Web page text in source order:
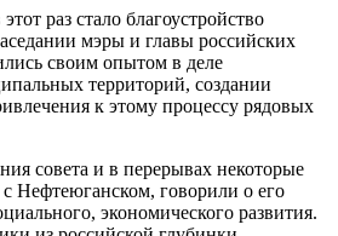
раз стало благоустройство
мэры и главы российских
своим опытом в деле
территорий, создании
к этому процессу рядовых
совета и в перерывах некоторые
Нефтеюганском, говорили о его
экономического развития.